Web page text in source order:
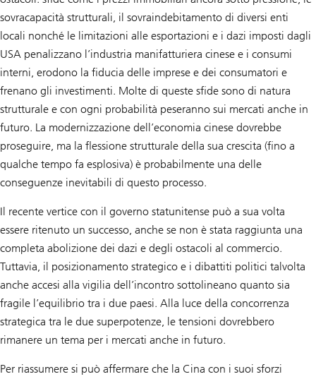
sovracapacità strutturali, il sovraindebitamento di diversi enti
locali nonché le limitazioni alle esportazioni e i dazi imposti dagli
USA penalizzano l’industria manifatturiera cinese e i consumi
interni, erodono la fiducia delle imprese e dei consumatori e
frenano gli investimenti. Molte di queste sfide sono di natura
strutturale e con ogni probabilità peseranno sui mercati anche in
futuro. La modernizzazione dell’economia cinese dovrebbe
proseguire, ma la flessione strutturale della sua crescita (fino a
qualche tempo fa esplosiva) è probabilmente una delle
conseguenze inevitabili di questo processo.
Il recente vertice con il governo statunitense può a sua volta
essere ritenuto un successo, anche se non è stata raggiunta una
completa abolizione dei dazi e degli ostacoli al commercio.
Tuttavia, il posizionamento strategico e i dibattiti politici talvolta
anche accesi alla vigilia dell’incontro sottolineano quanto sia
fragile l’equilibrio tra i due paesi. Alla luce della concorrenza
strategica tra le due superpotenze, le tensioni dovrebbero
rimanere un tema per i mercati anche in futuro.
Per riassumere si può affermare che la Cina con i suoi sforzi